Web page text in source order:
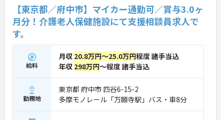
【東京都／府中市】マイカー通勤可／賞与3.0ヶ
月分！介護老人保健施設にて支援相談員求人で
す。
給料
月収 20.8万円～25.0万円程度 諸手当込
年収 298万円～程度 諸手当込
勤務地
東京都 府中市 四谷6-15-2
多摩モノレール「万願寺駅」バス・車8分